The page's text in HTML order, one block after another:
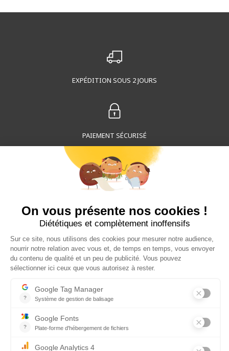
EXPÉDITION SOUS 2 JOURS
PAIEMENT SÉCURISÉ
30 JOURS POUR CHANGER D'AVIS
LIVRAISON PARTOUT DANS LE MONDE